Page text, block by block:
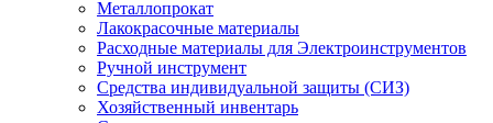
Металлопрокат
Лакокрасочные материалы
Расходные материалы для Электроинструментов
Ручной инструмент
Средства индивидуальной защиты (СИЗ)
Хозяйственный инвентарь